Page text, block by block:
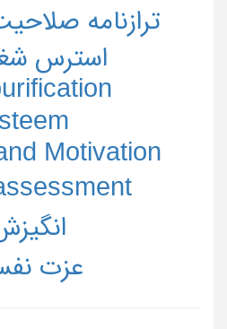
Motivation
استرس
ترازنامه
عزت